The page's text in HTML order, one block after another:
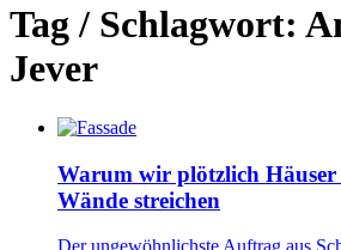
Tag / Schlagwort:
Jever
Warum wir plötzlich
Wände streichen